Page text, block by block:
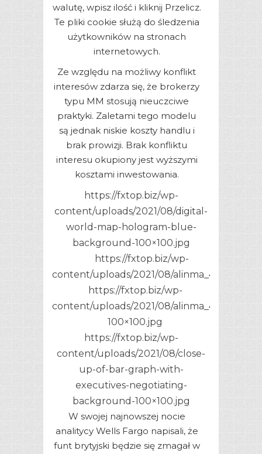
walutę, wpisz ilość i kliknij Przelicz.
Te pliki cookie służą do śledzenia
użytkowników na stronach
internetowych.
Ze względu na możliwy konflikt
interesów zdarza się, że brokerzy
typu MM stosują nieuczciwe
praktyki. Zaletami tego modelu
są jednak niskie koszty handlu i
brak prowizji. Brak konfliktu
interesu okupiony jest wyższymi
kosztami inwestowania.
https://fxtop.biz/wp-
content/uploads/2021/08/digital-
world-map-hologram-blue-
background-100×100.jpg
https://fxtop.biz/wp-
content/uploads/2021/08/alinma_4.jpg
https://fxtop.biz/wp-
content/uploads/2021/08/alinma_4-
100×100.jpg
https://fxtop.biz/wp-
content/uploads/2021/08/close-
up-of-bar-graph-with-
executives-negotiating-
background-100×100.jpg
W swojej najnowszej nocie
analitycy Wells Fargo napisali, że
funt brytyjski będzie się zmagał w